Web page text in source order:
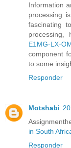
Information
processing
fascinating
processing,
E1MG-LX-
component
to some
Responder
Motshabi
in South
Responder